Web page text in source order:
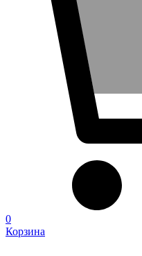
0
Корзина